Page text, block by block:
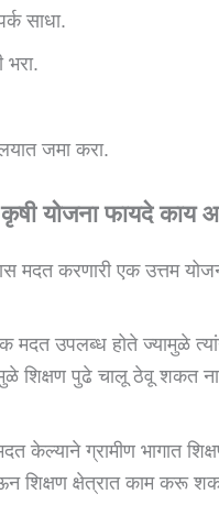
साधा.
भरा.
जमा करा.
कृषी योजना फायदे काय
मदत करणारी एक उत्तम
मदत उपलब्ध होते ज्यामुळे
पुढे चालू ठेवू शकत
केल्याने ग्रामीण भागात
शिक्षण क्षेत्रात काम करू